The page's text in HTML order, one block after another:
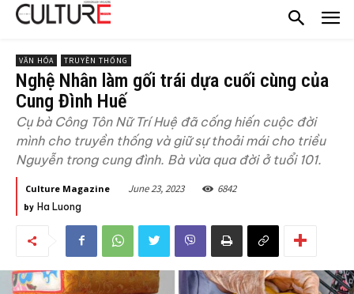
VĂN HÓA TRUYỀN THỐNG
Nghệ Nhân làm gối trái dựa cuối cùng của
Cung Đình Huế
Cụ bà Công Tôn Nữ Trí Huệ đã cống hiến cuộc đời
mình cho truyền thống và giữ sự thoải mái cho triều
Nguyễn trong cung đình. Bà vừa qua đời ở tuổi 101.
Culture Magazine June 23, 2023 6842
by Ha Luong